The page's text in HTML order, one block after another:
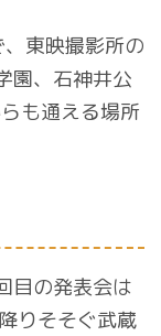
東映撮影所の
園、石神井公
も通える場所
目の発表会は
りそそぐ武蔵